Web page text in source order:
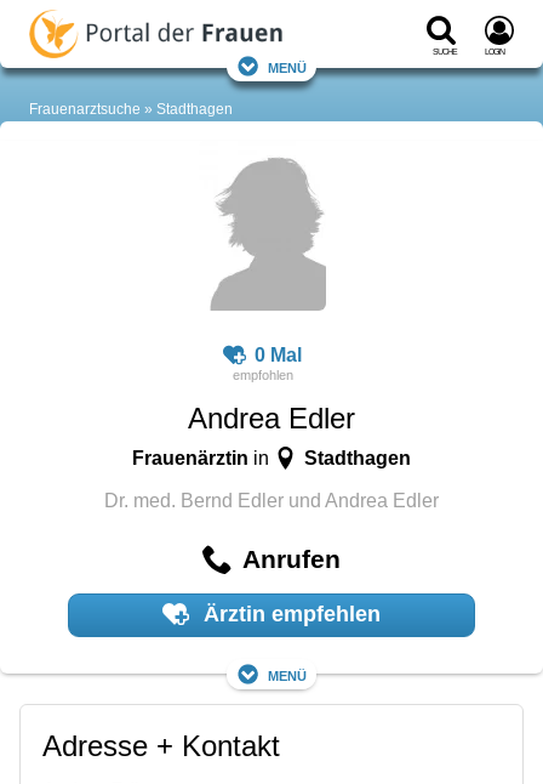
Suche Login
Menü
Frauenarztsuche Stadthagen
0 Mal
Andrea Edler
Frauenärztin in Stadthagen
Dr. med. Bernd Edler und Andrea Edler
Anrufen
Ärztin empfehlen
Menü
Adresse + Kontakt